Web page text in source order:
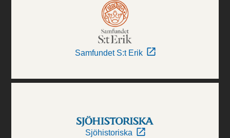
Samfundet S:t Erik
Sjöhistoriska